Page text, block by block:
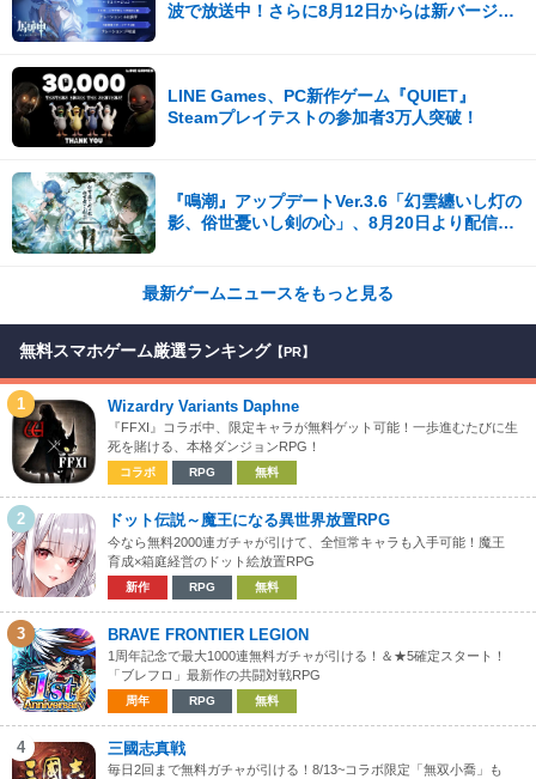
波で放送中！さらに8月12日からは新バージョ
LINE Games、PC新作ゲーム『QUIET』
Steamプレイテストの参加者3万人突破！
『鳴潮』アップデートVer.3.6「幻雲纏いし灯の
影、俗世憂いし剣の心」、8月20日より配信開
最新ゲームニュースをもっと見る
無料スマホゲーム厳選ランキング 【PR】
1 Wizardry Variants Daphne
『FFXI』コラボ中、限定キャラが無料ゲット可能！一歩進むたびに生
死を賭ける、本格ダンジョンRPG！
コラボ RPG 無料
2 ドット伝説～魔王になる異世界放置RPG
今なら無料2000連ガチャが引けて、全恒常キャラも入手可能！魔王
育成×箱庭経営のドット絵放置RPG
新作 RPG 無料
3 BRAVE FRONTIER LEGION
1周年記念で最大1000連無料ガチャが引ける！＆★5確定スタート！
「ブレフロ」最新作の共闘対戦RPG
周年 RPG 無料
4 三國志真戦
毎日2回まで無料ガチャが引ける！8/13~コラボ限定「無双小喬」も